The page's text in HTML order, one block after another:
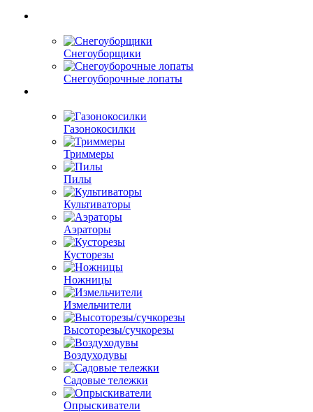
Снегоуборщики
Снегоуборочные лопаты
Газонокосилки
Триммеры
Пилы
Культиваторы
Аэраторы
Кусторезы
Ножницы
Измельчители
Высоторезы/сучкорезы
Воздуходувы
Садовые тележки
Опрыскиватели